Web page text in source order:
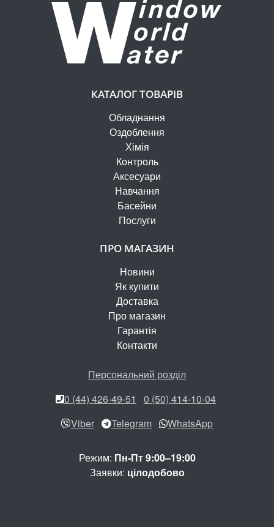
КАТАЛОГ ТОВАРІВ
Обладнання
Оздоблення
Хімія
Контроль
Аксесуари
Навчання
Басейни
Послуги
ПРО МАГАЗИН
Новини
Як купити
Доставка
Про магазин
Гарантія
Контакти
Персональний розділ
0 (44) 426-49-51
0 (50) 414-10-04
Viber
Telegram WhatsApp
Режим: Пн-Пт 9:00–19:00
Заявки: цілодобово